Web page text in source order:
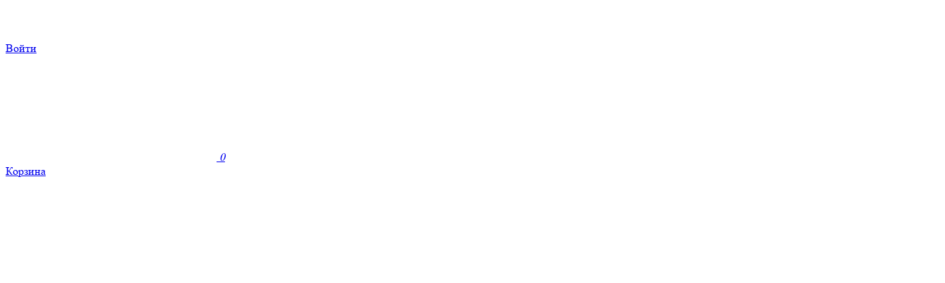
Войти
0
Корзина